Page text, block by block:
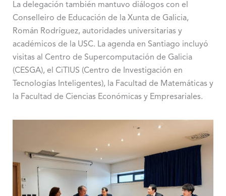
La delegación también mantuvo diálogos con el
Conselleiro de Educación de la Xunta de Galicia,
Román Rodríguez, autoridades universitarias y
académicos de la USC. La agenda en Santiago incluyó
visitas al Centro de Supercomputación de Galicia
(CESGA), el CiTIUS (Centro de Investigación en
Tecnologías Inteligentes), la Facultad de Matemáticas y
la Facultad de Ciencias Económicas y Empresariales.